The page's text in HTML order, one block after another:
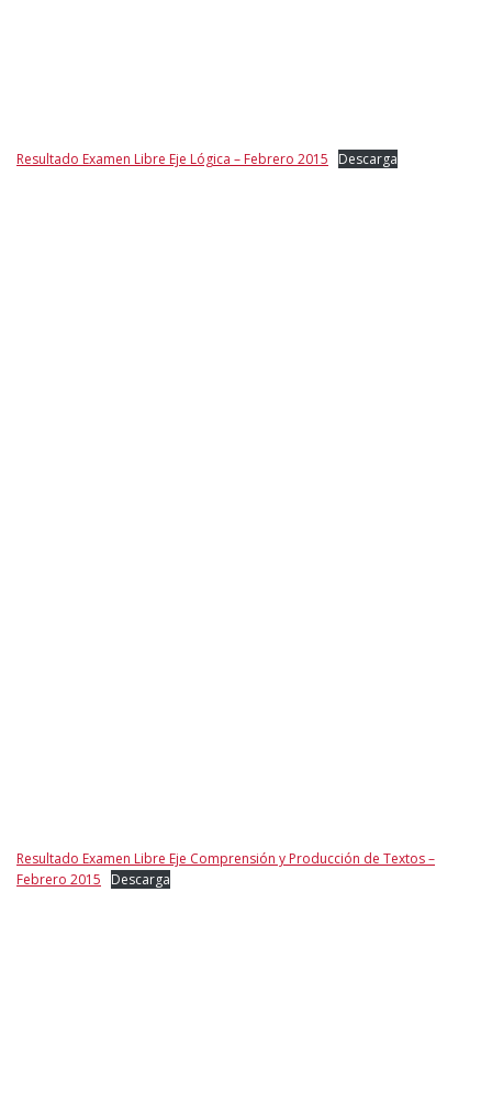
Resultado Examen Libre Eje Lógica – Febrero 2015 Descarga
Resultado Examen Libre Eje Comprensión y Producción de Textos –
Febrero 2015
Descarga